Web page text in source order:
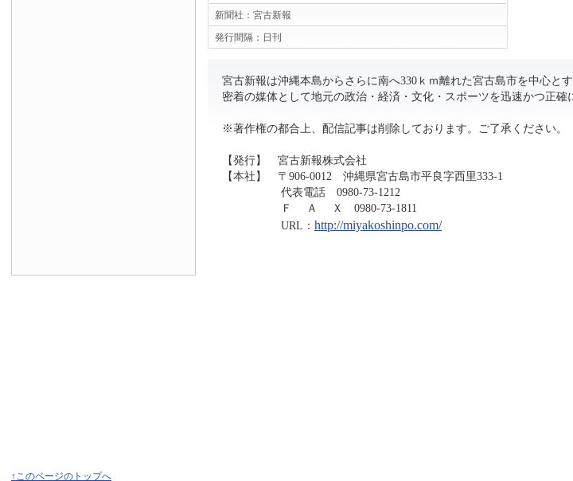
新聞社： 宮古新報
発行間隔： 日刊
宮古新報は沖縄本島からさらに南へ330ｋｍ離れた宮古島市を中心と
密着の媒体として地元の政治・経済・文化・スポーツを迅速かつ正確
※著作権の都合上、配信記事は削除しております。ご了承ください。
【発行】 宮古新報株式会社
【本社】 〒906-0012 沖縄県宮古島市平良字西里333-1
代表電話 0980-73-1212
Ｆ Ａ Ｘ 0980-73-1811
URL： http://miyakoshinpo.com/
↑このページのトップへ